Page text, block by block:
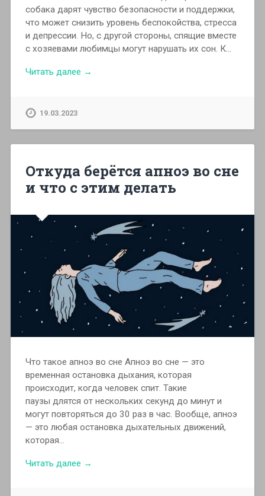
собака дарят чувство безопасности и поддержки,
что может снизить уровень беспокойства, стресса
и депрессии. Но, с другой стороны, спящие вместе
с хозяевами любимцы могут нарушать их сон. К…
Читать далее →
19.03.2023
Откуда берётся апноэ во сне
и что с этим делать
Что такое апноэ во сне Апноэ во сне — это
временная остановка дыхания, которая
происходит, когда человек спит. Такие
паузы длятся от нескольких секунд до минут и
могут повторяться до 30 раз в час. Вообще, апноэ
— это любая остановка дыхательных движений,
которая…
Читать далее →